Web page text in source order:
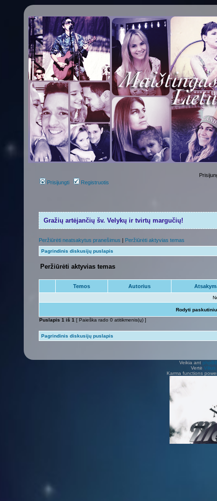
Prisijungti Registruotis
Gražių artėjančių šv. Velykų ir tvirtų margučių!
Peržiūrėti neatsakytus pranešimus | Peržiūrėti aktyvias temas
Pagrindinis diskusijų puslapis
Peržiūrėti aktyvias temas
Temos Autorius
Rodyti
Puslapis 1 iš 1 [ Paieška rado 0 atitikmenis(ų) ]
Pagrindinis diskusijų puslapis
Veikia ant
Vertė Vilius
Karma functions